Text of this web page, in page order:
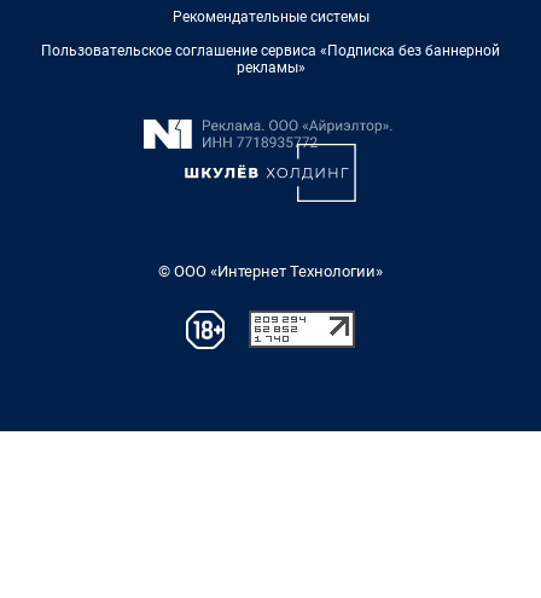
Рекомендательные системы
Пользовательское соглашение сервиса «Подписка без баннерной
рекламы»
© ООО «Интернет Технологии»